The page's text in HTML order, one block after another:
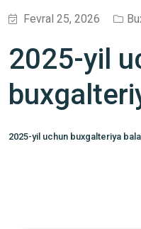
Fevral 25, 2026
2025-yil
2025-yil uchun buxgalteriya